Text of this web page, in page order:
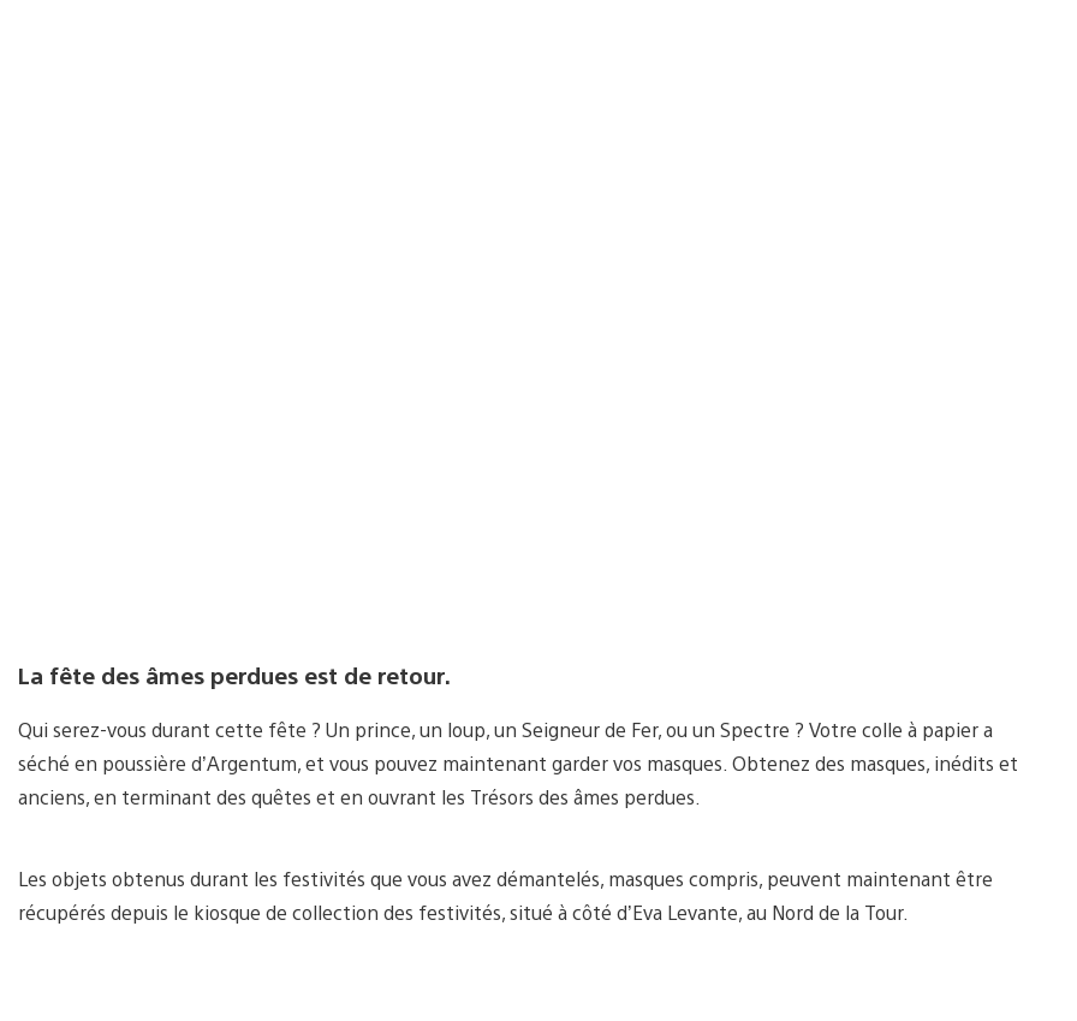
La fête des âmes perdues est de retour.
Qui serez-vous durant cette fête ? Un prince, un loup, un Seigneur de Fer, ou un Spectre ? Votre colle à papier a
séché en poussière d’Argentum, et vous pouvez maintenant garder vos masques. Obtenez des masques, inédits et
anciens, en terminant des quêtes et en ouvrant les Trésors des âmes perdues.
Les objets obtenus durant les festivités que vous avez démantelés, masques compris, peuvent maintenant être
récupérés depuis le kiosque de collection des festivités, situé à côté d’Eva Levante, au Nord de la Tour.